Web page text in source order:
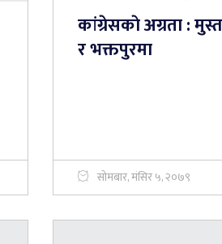
कांग्रेसकाे अग्रता :
र भक्तपुरमा
सोमबार, मंसिर ५, २०७९